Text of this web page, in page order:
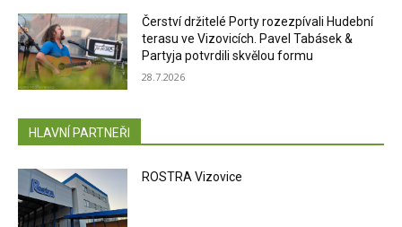
Čerství držitelé Porty rozezpívali Hudební
terasu ve Vizovicích. Pavel Tabásek &
Partyja potvrdili skvělou formu
28.7.2026
HLAVNÍ PARTNEŘI
ROSTRA Vizovice